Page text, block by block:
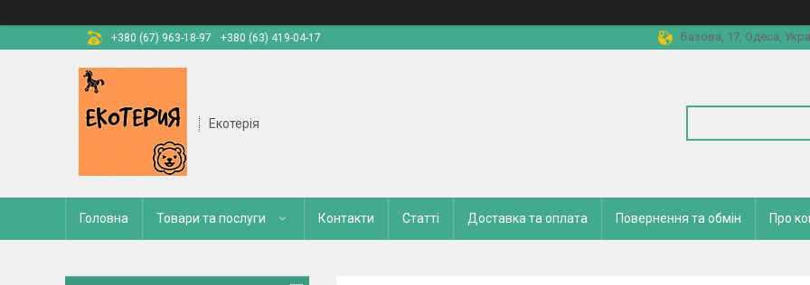
+380 (67) 963-18-97 +380 (63) 419-04-17 Базова, 17, Одеса,
Екотерія
Головна Товари та послуги Контакти Статті Доставка та оплата Повернення та обмін Про